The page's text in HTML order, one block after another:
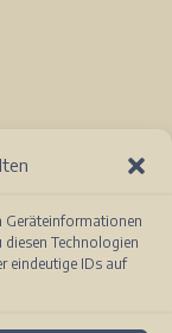
Geräteinformationen
Technologien
eindeutige IDs auf